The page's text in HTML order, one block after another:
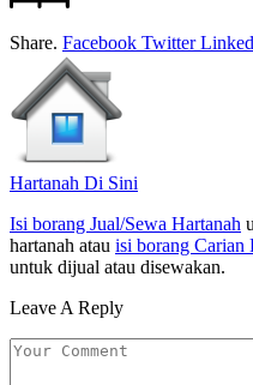
Share. Facebook Twitter
Hartanah Di Sini
Isi borang Jual/Sewa Hartanah
hartanah atau isi borang Carian
untuk dijual atau disewakan.
Leave A Reply